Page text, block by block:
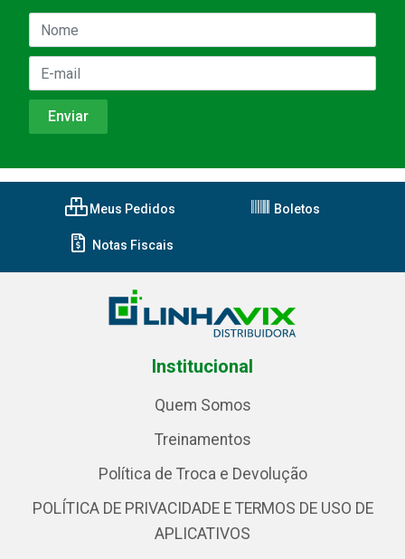
Meus Pedidos Boletos
Notas Fiscais
Institucional
Quem Somos
Treinamentos
Política de Troca e Devolução
POLÍTICA DE PRIVACIDADE E TERMOS DE USO DE
APLICATIVOS